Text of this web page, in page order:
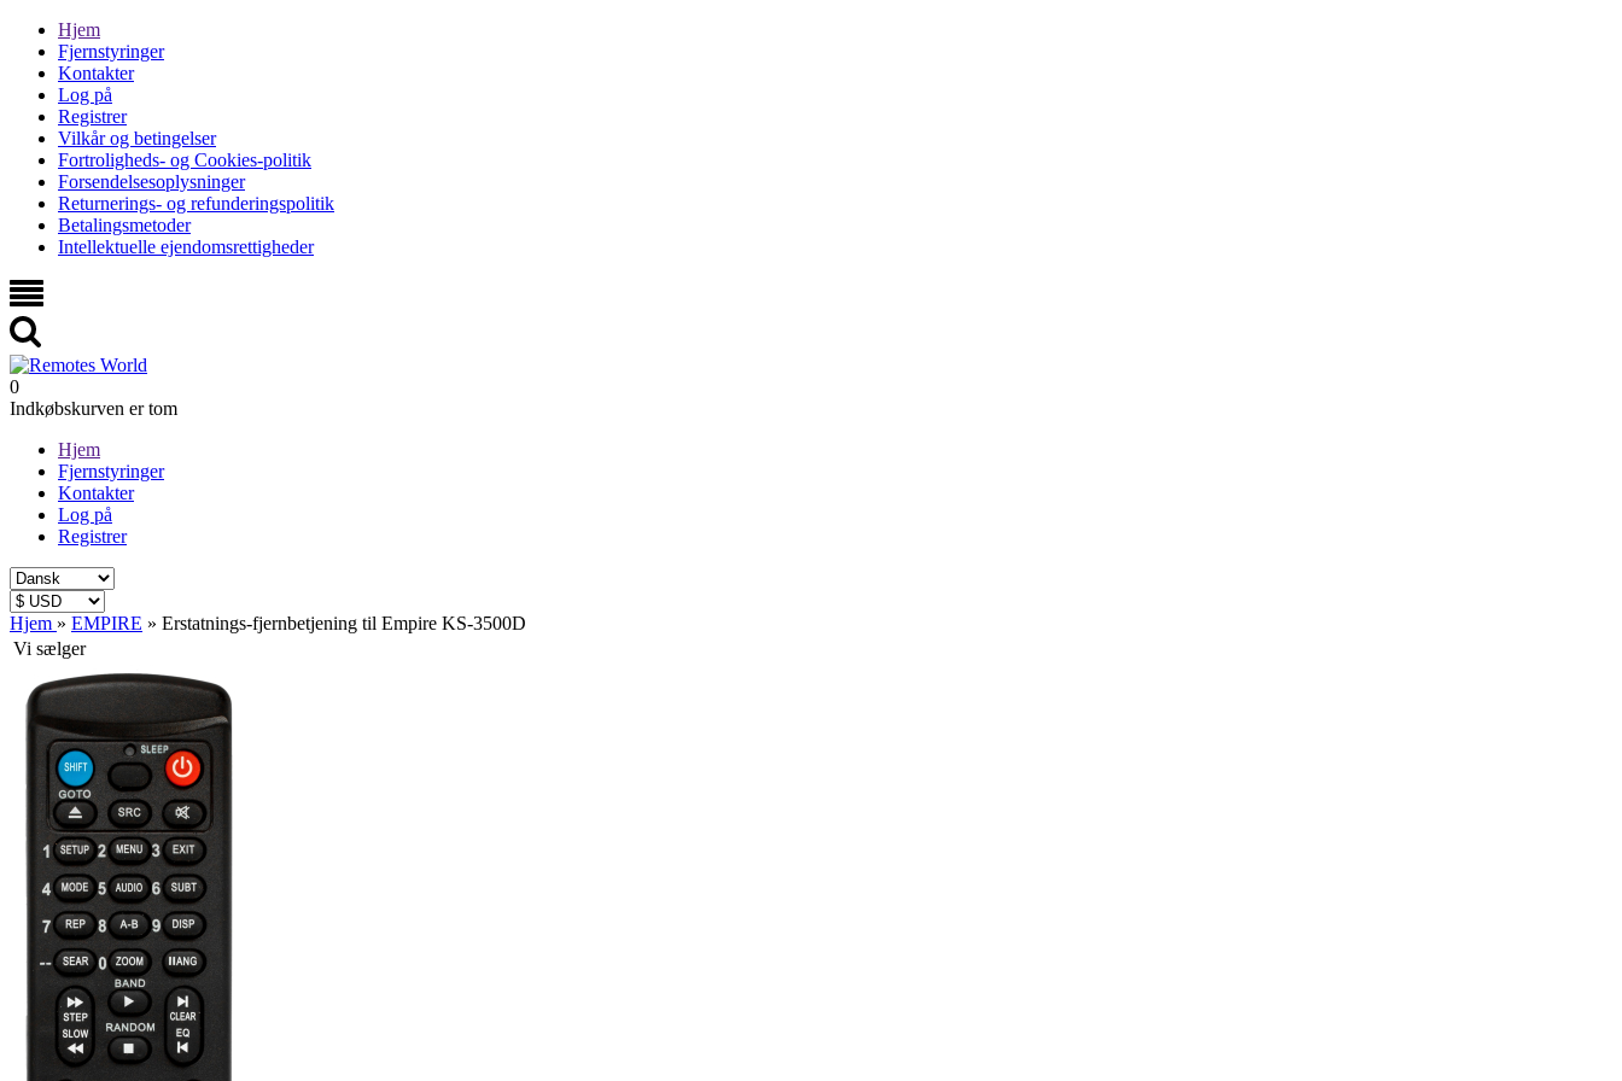
Hjem
Fjernstyringer
Kontakter
Log på
Registrer
Vilkår og betingelser
Fortroligheds- og Cookies-politik
Forsendelsesoplysninger
Returnerings- og refunderingspolitik
Betalingsmetoder
Intellektuelle ejendomsrettigheder
0
Indkøbskurven er tom
Hjem
Fjernstyringer
Kontakter
Log på
Registrer
Hjem » EMPIRE » Erstatnings-fjernbetjening til Empire KS-3500D
Vi sælger